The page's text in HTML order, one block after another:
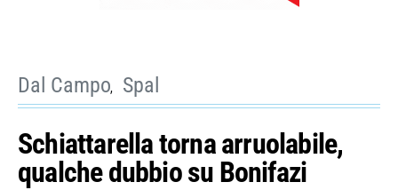
Dal Campo Spal
Schiattarella torna arruolabile,
qualche dubbio su Bonifazi